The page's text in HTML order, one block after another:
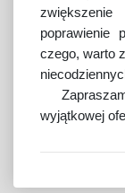
zwiększenie
poprawienie
czego, warto
wyjątkowej